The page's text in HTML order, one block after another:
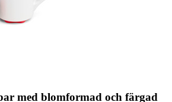
med blomformad och färgad